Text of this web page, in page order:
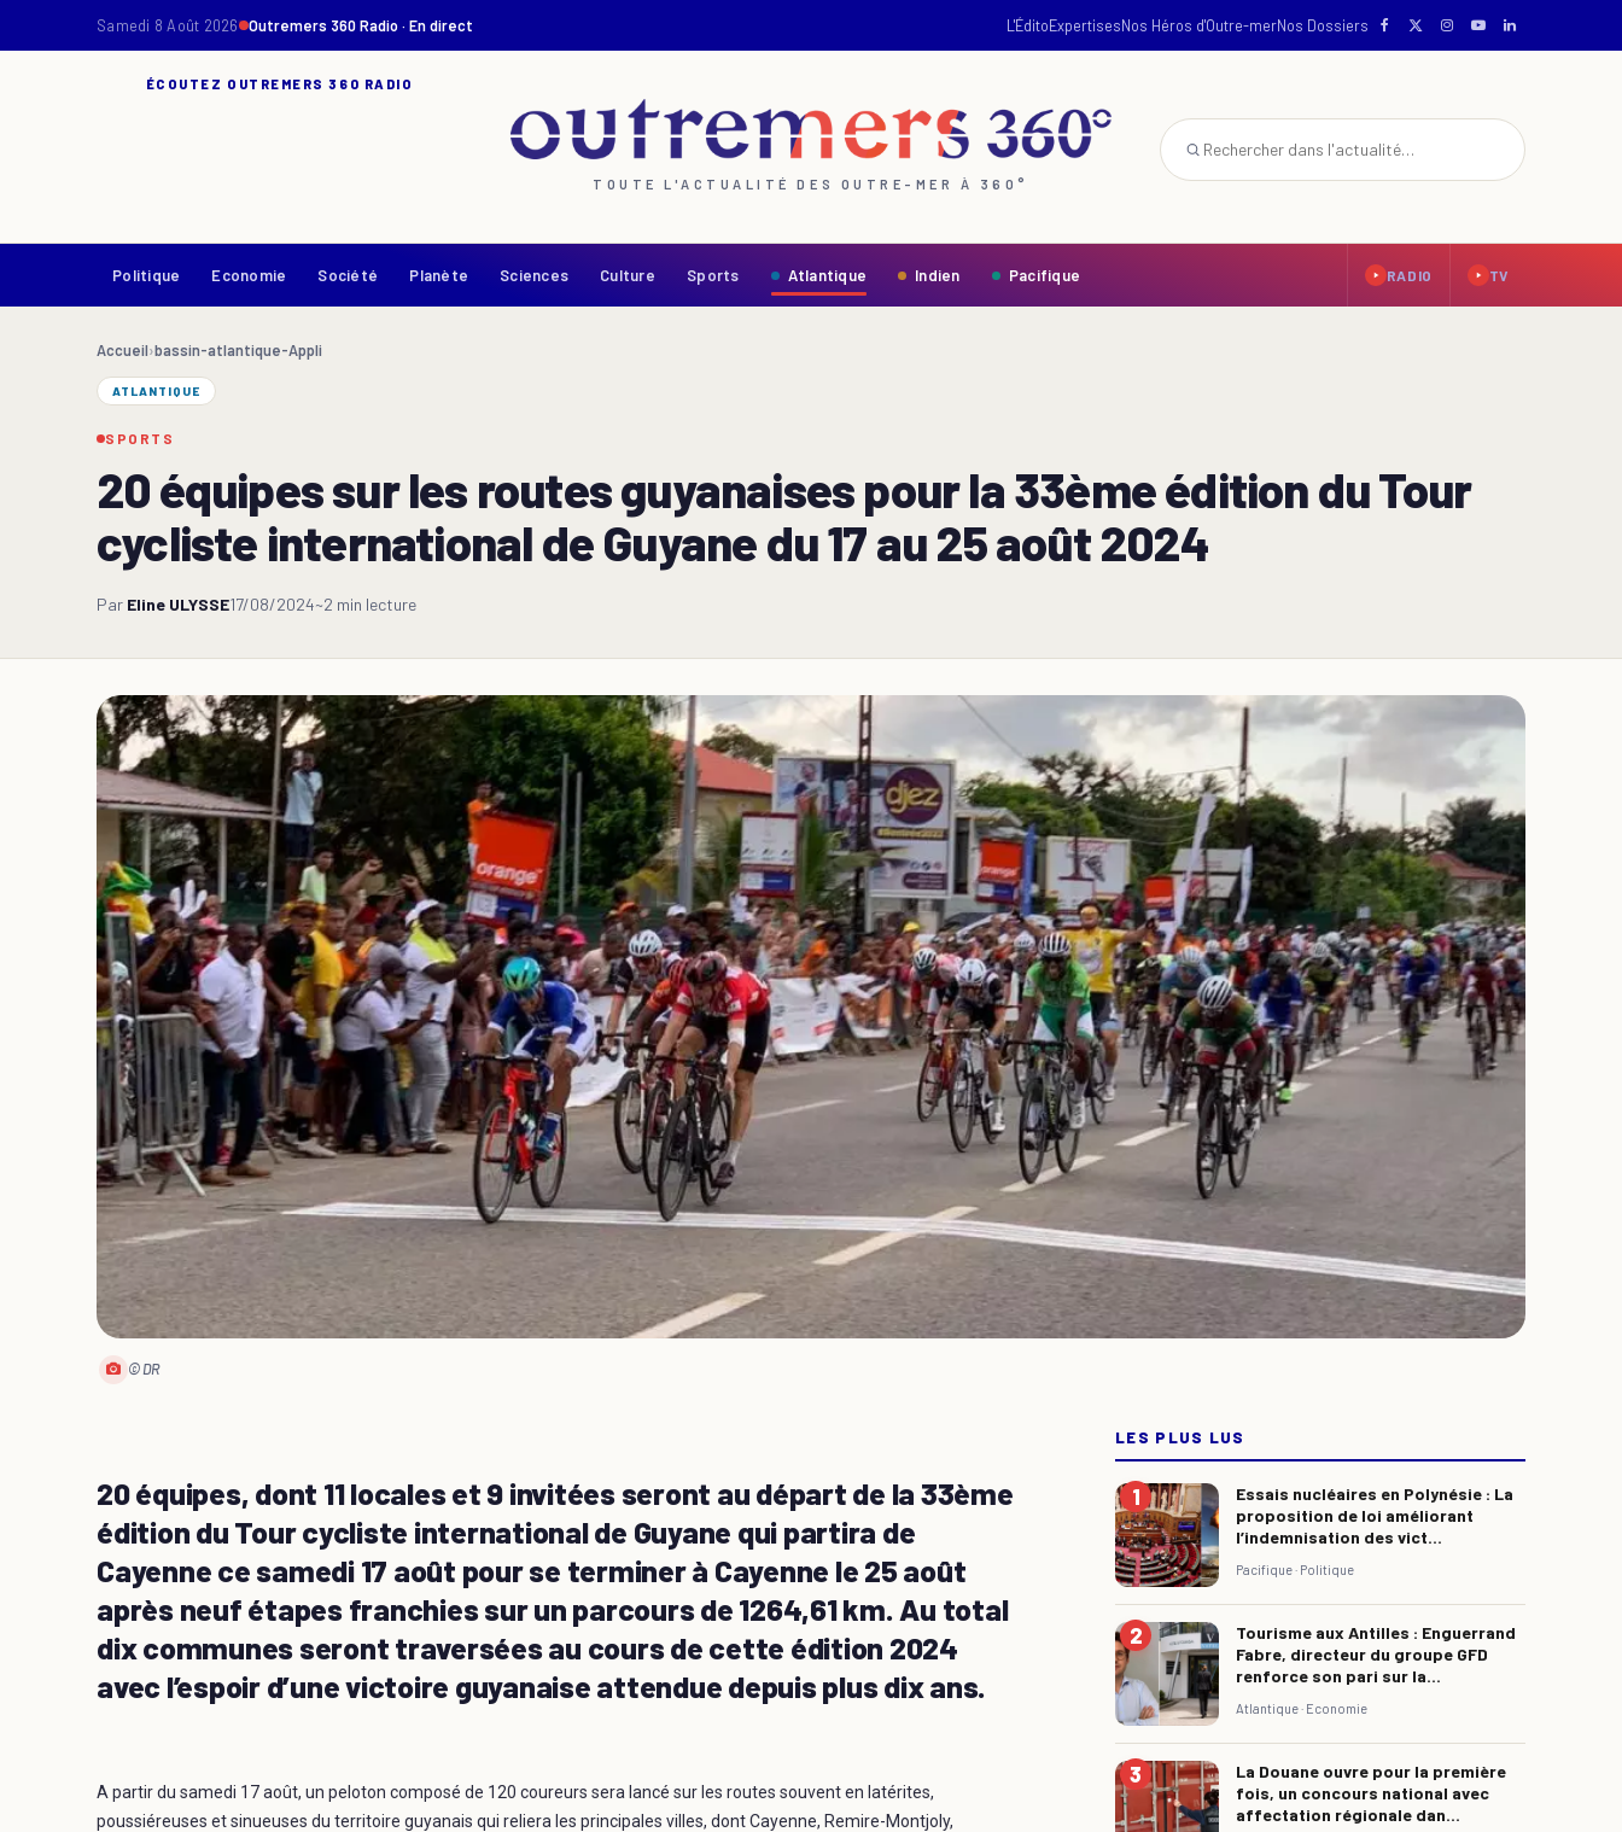
Samedi 8 Août 2026 Outremers 360 Radio · En direct L'ÉditoExpertisesNos Héros d'Outre-merNos Dossiers
ÉCOUTEZ OUTREMERS 360 RADIO
TOUTE L'ACTUALITÉ DES OUTRE-MER À 360°
Politique Economie Société Planète Sciences Culture Sports Atlantique Indien Pacifique RADIO TV
Accueil›bassin-atlantique-Appli
ATLANTIQUE
SPORTS
20 équipes sur les routes guyanaises pour la 33ème édition du Tour
cycliste international de Guyane du 17 au 25 août 2024
Par Eline ULYSSE17/08/2024~2 min lecture
© DR
20 équipes, dont 11 locales et 9 invitées seront au départ de la 33ème
édition du Tour cycliste international de Guyane qui partira de
Cayenne ce samedi 17 août pour se terminer à Cayenne le 25 août
après neuf étapes franchies sur un parcours de 1264,61 km. Au total
dix communes seront traversées au cours de cette édition 2024
avec l’espoir d’une victoire guyanaise attendue depuis plus dix ans.
A partir du samedi 17 août, un peloton composé de 120 coureurs sera lancé sur les routes souvent en latérites,
poussiéreuses et sinueuses du territoire guyanais qui reliera les principales villes, dont Cayenne, Remire-Montjoly,
LES PLUS LUS
Essais nucléaires en Polynésie : La
proposition de loi améliorant
l’indemnisation des vict...
Pacifique · Politique
Tourisme aux Antilles : Enguerrand
Fabre, directeur du groupe GFD
renforce son pari sur la...
Atlantique · Economie
La Douane ouvre pour la première
fois, un concours national avec
affectation régionale dan...